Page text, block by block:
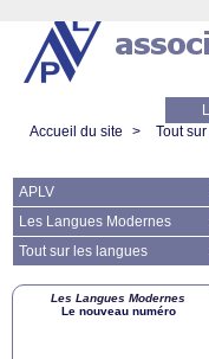
Accueil du site
> Tout
APLV
Les Langues Modernes
Tout sur les langues
Les Langues Modernes
Le nouveau numéro